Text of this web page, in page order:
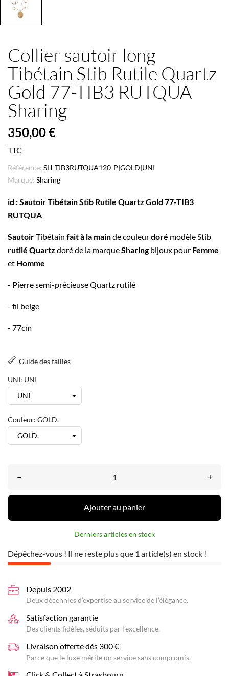
Collier sautoir long
Tibétain Stib Rutile Quartz
Gold 77-TIB3 RUTQUA
Sharing
350,00 €
TTC
Référence: SH-TIB3RUTQUA120-P|GOLD|UNI
Marque: Sharing
id : Sautoir Tibétain Stib Rutile Quartz Gold 77-TIB3
RUTQUA
SautoirTibétain fait à la mainde couleurdoré modèle Stib
rutilé Quartz doré de la marqueSharingbijoux pour Femme
et Homme
- Pierre semi-précieuse Quartz rutilé
- fil beige
- 77cm
Guide des tailles
UNI: UNI
Couleur: GOLD.
– +
Ajouter au panier
Derniers articles en stock
Dépêchez-vous ! Il ne reste plus que 1 article(s) en stock !
Depuis 2002
Deux décennies d’expertise au service de l’élégance.
Satisfaction garantie
Des clients fidèles, séduits par l’excellence.
Livraison offerte dès 300 €
Parce que le luxe mérite un service sans compromis.